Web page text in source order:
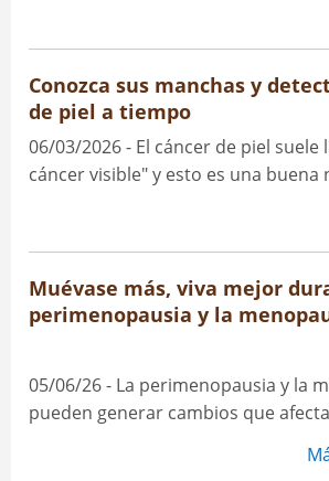
prepara para el próximo año
una gran oportunidad para
cobertura médica HealthSelect SM
apoyarle, especialmente si va a
Texas.
Conozca sus manchas y
de piel a tiempo
06/03/2026 - El cáncer de piel suele
cáncer visible" y esto es una buena
tiempo. Con solo controlar su piel
mirar, puede detectar cambios
agraven. El cáncer de piel está
comunes y es uno de los más
Muévase más, viva mejor
perimenopausia y la
05/06/26 - La perimenopausia y la
pueden generar cambios que
incluido el entrenamiento de